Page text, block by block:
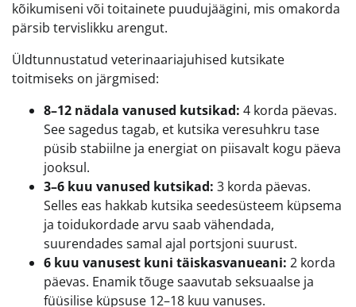
kõikumiseni või toitainete puudujäägini, mis omakorda
pärsib tervislikku arengut.
Üldtunnustatud veterinaariajuhised kutsikate
toitmiseks on järgmised:
8–12 nädala vanused kutsikad: 4 korda päevas.
See sagedus tagab, et kutsika veresuhkru tase
püsib stabiilne ja energiat on piisavalt kogu päeva
jooksul.
3–6 kuu vanused kutsikad: 3 korda päevas.
Selles eas hakkab kutsika seedesüsteem küpsema
ja toidukordade arvu saab vähendada,
suurendades samal ajal portsjoni suurust.
6 kuu vanusest kuni täiskasvanueani: 2 korda
päevas. Enamik tõuge saavutab seksuaalse ja
füüsilise küpsuse 12–18 kuu vanuses.